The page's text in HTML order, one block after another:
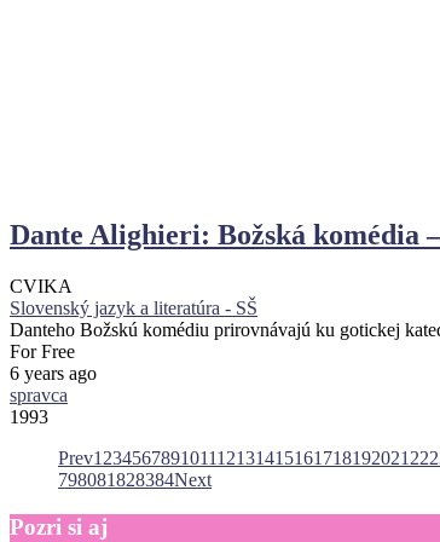
Dante Alighieri: Božská komédia
CVIKA
Slovenský jazyk a literatúra - SŠ
Danteho Božskú komédiu prirovnávajú ku gotickej
For Free
6 years ago
spravca
1993
Prev1 23456789101112131415161718192021 22
798081828384Next
Pozri si aj